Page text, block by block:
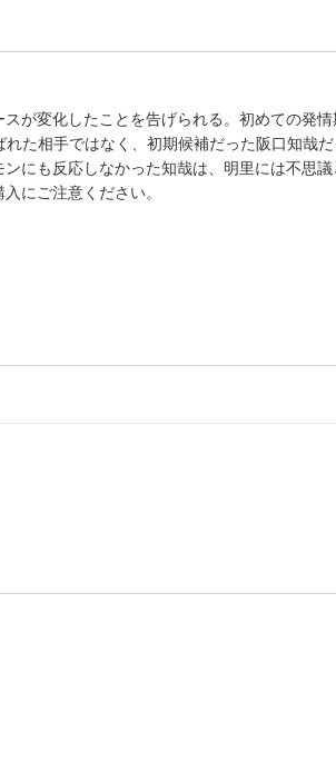
が変化したことを告げられる。初めての発情
た相手ではなく、初期候補だった阪口知哉
にも反応しなかった知哉は、明里には不思
にご注意ください。